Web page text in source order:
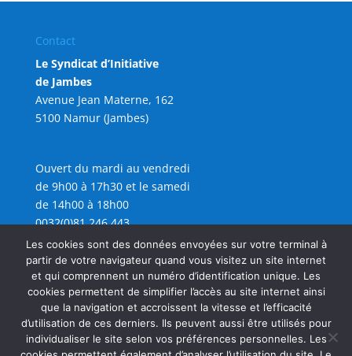
Contact
Le Syndicat d’Initiative
de Jambes
Avenue Jean Materne, 162
5100 Namur (Jambes)
Ouvert du mardi au vendredi
de 9h00 à 17h30 et le samedi
de 14h00 à 18h00
0032(0)81 246 443
info@sijambes.be
Les cookies sont des données envoyées sur votre terminal à
partir de votre navigateur quand vous visitez un site internet
et qui comprennent un numéro d’identification unique. Les
cookies permettent de simplifier l’accès au site internet ainsi
que la navigation et accroissent la vitesse et l’efficacité
d’utilisation de ces derniers. Ils peuvent aussi être utilisés pour
individualiser le site selon vos préférences personnelles. Les